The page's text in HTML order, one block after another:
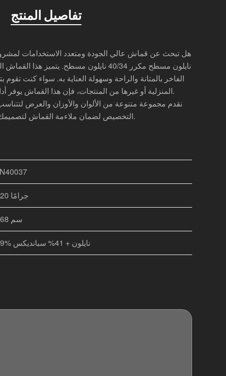
تفاصيل المنتج
هل تبحث عن قماش عالي الجودة ومتعدد الاستخدامات
نايلون مسطح مكرر 40/34 نايلون مسطح. يتميز
الفاخر بالمتانة والراحة وسهولة العناية به. سواء كنت
المنزلية أو غيرها من المنتجات، فإن هذا القماش يوفر أداءً ممتازاً وتعدد استخدامات.
نقدم مجموعة متنوعة من الألوان والأوزان والعرض
التخصيص لضمان ملاءمة القماش لتصميمك بشكل مثالي.
220 جرامًا
168 سم
59% نايلون + 41% سبانديكس